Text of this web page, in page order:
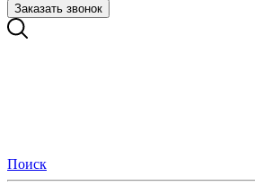
Заказать звонок
Поиск